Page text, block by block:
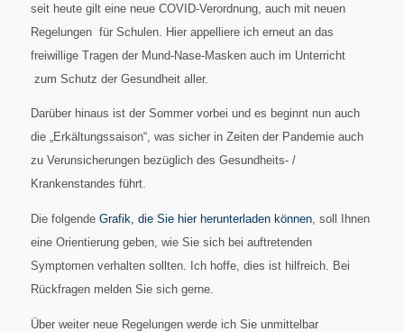
seit heute gilt eine neue COVID-Verordnung, auch mit neuen
Regelungen für Schulen. Hier appelliere ich erneut an das
freiwillige Tragen der Mund-Nase-Masken auch im Unterricht
zum Schutz der Gesundheit aller.
Darüber hinaus ist der Sommer vorbei und es beginnt nun auch
die „Erkältungssaison“, was sicher in Zeiten der Pandemie auch
zu Verunsicherungen bezüglich des Gesundheits- /
Krankenstandes führt.
Die folgende Grafik, die Sie hier herunterladen können, soll Ihnen
eine Orientierung geben, wie Sie sich bei auftretenden
Symptomen verhalten sollten. Ich hoffe, dies ist hilfreich. Bei
Rückfragen melden Sie sich gerne.
Über weiter neue Regelungen werde ich Sie unmittelbar